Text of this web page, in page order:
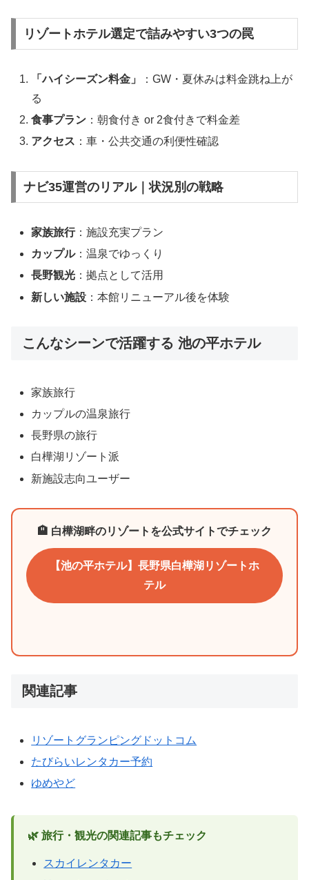
リゾートホテル選定で詰みやすい3つの罠
「ハイシーズン料金」
：GW・夏休みは料金跳ね上が
る
食事プラン ：朝食付き or 2食付きで料金差
アクセス ：車・公共交通の利便性確認
ナビ35運営のリアル｜状況別の戦略
家族旅行：施設充実プラン
カップル：温泉でゆっくり
長野観光 ：拠点として活用
新しい施設 ：本館リニューアル後を体験
こんなシーンで活躍する 池の平ホテル
家族旅行
カップルの温泉旅行
長野県の旅行
白樺湖リゾート派
新施設志向ユーザー
🏨 白樺湖畔のリゾートを公式サイトでチェック
【池の平ホテル】長野県白樺湖リゾートホ
テル
関連記事
リゾートグランピングドットコム
たびらいレンタカー予約
ゆめやど
🌿 旅行・観光の関連記事もチェック
スカイレンタカー